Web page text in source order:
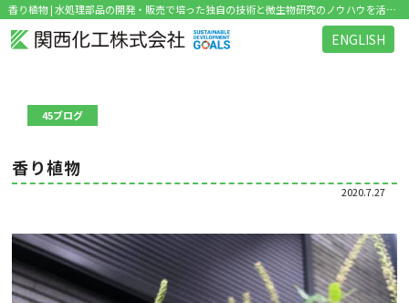
香り植物 | 水処理部品の開発・販売で培った独自の技術と微生物研究のノウハウを活かした環境関連ビジネス を展開
ENGLISH
45ブログ
香り植物
2020.7.27